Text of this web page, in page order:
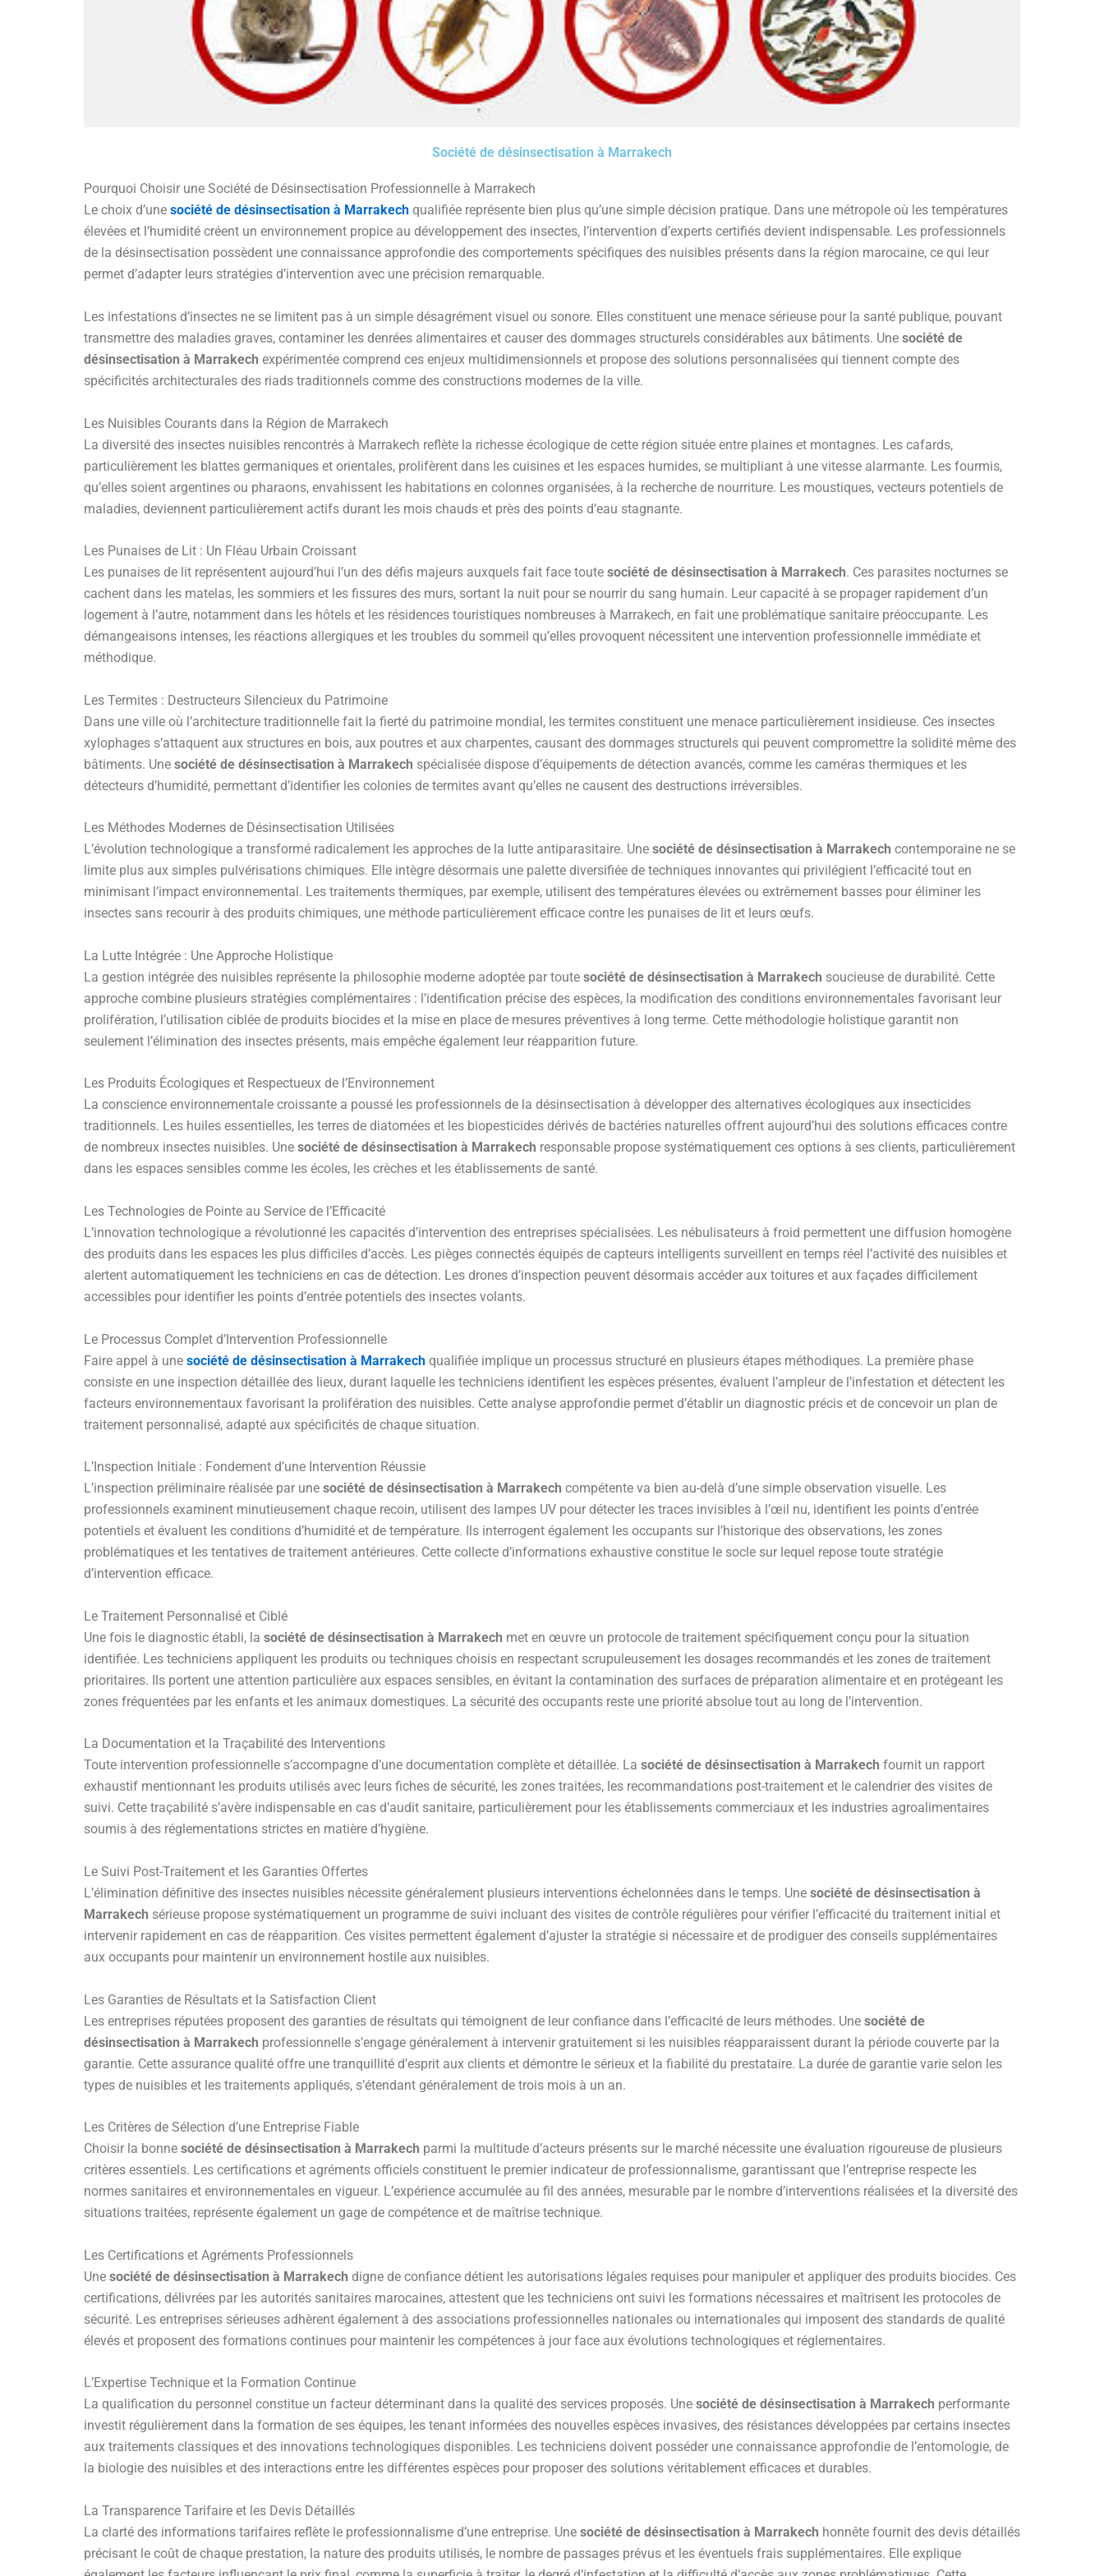
Société de désinsectisation à Marrakech
Pourquoi Choisir une Société de Désinsectisation Professionnelle à Marrakech
Le choix d’une société de désinsectisation à Marrakech qualifiée représente bien plus qu’une simple décision pratique. Dans une métropole où les températures
élevées et l’humidité créent un environnement propice au développement des insectes, l’intervention d’experts certifiés devient indispensable. Les professionnels
de la désinsectisation possèdent une connaissance approfondie des comportements spécifiques des nuisibles présents dans la région marocaine, ce qui leur
permet d’adapter leurs stratégies d’intervention avec une précision remarquable.
Les infestations d’insectes ne se limitent pas à un simple désagrément visuel ou sonore. Elles constituent une menace sérieuse pour la santé publique, pouvant
transmettre des maladies graves, contaminer les denrées alimentaires et causer des dommages structurels considérables aux bâtiments. Une société de
désinsectisation à Marrakech expérimentée comprend ces enjeux multidimensionnels et propose des solutions personnalisées qui tiennent compte des
spécificités architecturales des riads traditionnels comme des constructions modernes de la ville.
Les Nuisibles Courants dans la Région de Marrakech
La diversité des insectes nuisibles rencontrés à Marrakech reflète la richesse écologique de cette région située entre plaines et montagnes. Les cafards,
particulièrement les blattes germaniques et orientales, prolifèrent dans les cuisines et les espaces humides, se multipliant à une vitesse alarmante. Les fourmis,
qu’elles soient argentines ou pharaons, envahissent les habitations en colonnes organisées, à la recherche de nourriture. Les moustiques, vecteurs potentiels de
maladies, deviennent particulièrement actifs durant les mois chauds et près des points d’eau stagnante.
Les Punaises de Lit : Un Fléau Urbain Croissant
Les punaises de lit représentent aujourd’hui l’un des défis majeurs auxquels fait face toute société de désinsectisation à Marrakech. Ces parasites nocturnes se
cachent dans les matelas, les sommiers et les fissures des murs, sortant la nuit pour se nourrir du sang humain. Leur capacité à se propager rapidement d’un
logement à l’autre, notamment dans les hôtels et les résidences touristiques nombreuses à Marrakech, en fait une problématique sanitaire préoccupante. Les
démangeaisons intenses, les réactions allergiques et les troubles du sommeil qu’elles provoquent nécessitent une intervention professionnelle immédiate et
méthodique.
Les Termites : Destructeurs Silencieux du Patrimoine
Dans une ville où l’architecture traditionnelle fait la fierté du patrimoine mondial, les termites constituent une menace particulièrement insidieuse. Ces insectes
xylophages s’attaquent aux structures en bois, aux poutres et aux charpentes, causant des dommages structurels qui peuvent compromettre la solidité même des
bâtiments. Une société de désinsectisation à Marrakech spécialisée dispose d’équipements de détection avancés, comme les caméras thermiques et les
détecteurs d’humidité, permettant d’identifier les colonies de termites avant qu’elles ne causent des destructions irréversibles.
Les Méthodes Modernes de Désinsectisation Utilisées
L’évolution technologique a transformé radicalement les approches de la lutte antiparasitaire. Une société de désinsectisation à Marrakech contemporaine ne se
limite plus aux simples pulvérisations chimiques. Elle intègre désormais une palette diversifiée de techniques innovantes qui privilégient l’efficacité tout en
minimisant l’impact environnemental. Les traitements thermiques, par exemple, utilisent des températures élevées ou extrêmement basses pour éliminer les
insectes sans recourir à des produits chimiques, une méthode particulièrement efficace contre les punaises de lit et leurs œufs.
La Lutte Intégrée : Une Approche Holistique
La gestion intégrée des nuisibles représente la philosophie moderne adoptée par toute société de désinsectisation à Marrakech soucieuse de durabilité. Cette
approche combine plusieurs stratégies complémentaires : l’identification précise des espèces, la modification des conditions environnementales favorisant leur
prolifération, l’utilisation ciblée de produits biocides et la mise en place de mesures préventives à long terme. Cette méthodologie holistique garantit non
seulement l’élimination des insectes présents, mais empêche également leur réapparition future.
Les Produits Écologiques et Respectueux de l’Environnement
La conscience environnementale croissante a poussé les professionnels de la désinsectisation à développer des alternatives écologiques aux insecticides
traditionnels. Les huiles essentielles, les terres de diatomées et les biopesticides dérivés de bactéries naturelles offrent aujourd’hui des solutions efficaces contre
de nombreux insectes nuisibles. Une société de désinsectisation à Marrakech responsable propose systématiquement ces options à ses clients, particulièrement
dans les espaces sensibles comme les écoles, les crèches et les établissements de santé.
Les Technologies de Pointe au Service de l’Efficacité
L’innovation technologique a révolutionné les capacités d’intervention des entreprises spécialisées. Les nébulisateurs à froid permettent une diffusion homogène
des produits dans les espaces les plus difficiles d’accès. Les pièges connectés équipés de capteurs intelligents surveillent en temps réel l’activité des nuisibles et
alertent automatiquement les techniciens en cas de détection. Les drones d’inspection peuvent désormais accéder aux toitures et aux façades difficilement
accessibles pour identifier les points d’entrée potentiels des insectes volants.
Le Processus Complet d’Intervention Professionnelle
Faire appel à une société de désinsectisation à Marrakech qualifiée implique un processus structuré en plusieurs étapes méthodiques. La première phase
consiste en une inspection détaillée des lieux, durant laquelle les techniciens identifient les espèces présentes, évaluent l’ampleur de l’infestation et détectent les
facteurs environnementaux favorisant la prolifération des nuisibles. Cette analyse approfondie permet d’établir un diagnostic précis et de concevoir un plan de
traitement personnalisé, adapté aux spécificités de chaque situation.
L’Inspection Initiale : Fondement d’une Intervention Réussie
L’inspection préliminaire réalisée par une société de désinsectisation à Marrakech compétente va bien au-delà d’une simple observation visuelle. Les
professionnels examinent minutieusement chaque recoin, utilisent des lampes UV pour détecter les traces invisibles à l’œil nu, identifient les points d’entrée
potentiels et évaluent les conditions d’humidité et de température. Ils interrogent également les occupants sur l’historique des observations, les zones
problématiques et les tentatives de traitement antérieures. Cette collecte d’informations exhaustive constitue le socle sur lequel repose toute stratégie
d’intervention efficace.
Le Traitement Personnalisé et Ciblé
Une fois le diagnostic établi, la société de désinsectisation à Marrakech met en œuvre un protocole de traitement spécifiquement conçu pour la situation
identifiée. Les techniciens appliquent les produits ou techniques choisis en respectant scrupuleusement les dosages recommandés et les zones de traitement
prioritaires. Ils portent une attention particulière aux espaces sensibles, en évitant la contamination des surfaces de préparation alimentaire et en protégeant les
zones fréquentées par les enfants et les animaux domestiques. La sécurité des occupants reste une priorité absolue tout au long de l’intervention.
La Documentation et la Traçabilité des Interventions
Toute intervention professionnelle s’accompagne d’une documentation complète et détaillée. La société de désinsectisation à Marrakech fournit un rapport
exhaustif mentionnant les produits utilisés avec leurs fiches de sécurité, les zones traitées, les recommandations post-traitement et le calendrier des visites de
suivi. Cette traçabilité s’avère indispensable en cas d’audit sanitaire, particulièrement pour les établissements commerciaux et les industries agroalimentaires
soumis à des réglementations strictes en matière d’hygiène.
Le Suivi Post-Traitement et les Garanties Offertes
L’élimination définitive des insectes nuisibles nécessite généralement plusieurs interventions échelonnées dans le temps. Une société de désinsectisation à
Marrakech sérieuse propose systématiquement un programme de suivi incluant des visites de contrôle régulières pour vérifier l’efficacité du traitement initial et
intervenir rapidement en cas de réapparition. Ces visites permettent également d’ajuster la stratégie si nécessaire et de prodiguer des conseils supplémentaires
aux occupants pour maintenir un environnement hostile aux nuisibles.
Les Garanties de Résultats et la Satisfaction Client
Les entreprises réputées proposent des garanties de résultats qui témoignent de leur confiance dans l’efficacité de leurs méthodes. Une société de
désinsectisation à Marrakech professionnelle s’engage généralement à intervenir gratuitement si les nuisibles réapparaissent durant la période couverte par la
garantie. Cette assurance qualité offre une tranquillité d’esprit aux clients et démontre le sérieux et la fiabilité du prestataire. La durée de garantie varie selon les
types de nuisibles et les traitements appliqués, s’étendant généralement de trois mois à un an.
Les Critères de Sélection d’une Entreprise Fiable
Choisir la bonne société de désinsectisation à Marrakech parmi la multitude d’acteurs présents sur le marché nécessite une évaluation rigoureuse de plusieurs
critères essentiels. Les certifications et agréments officiels constituent le premier indicateur de professionnalisme, garantissant que l’entreprise respecte les
normes sanitaires et environnementales en vigueur. L’expérience accumulée au fil des années, mesurable par le nombre d’interventions réalisées et la diversité des
situations traitées, représente également un gage de compétence et de maîtrise technique.
Les Certifications et Agréments Professionnels
Une société de désinsectisation à Marrakech digne de confiance détient les autorisations légales requises pour manipuler et appliquer des produits biocides. Ces
certifications, délivrées par les autorités sanitaires marocaines, attestent que les techniciens ont suivi les formations nécessaires et maîtrisent les protocoles de
sécurité. Les entreprises sérieuses adhèrent également à des associations professionnelles nationales ou internationales qui imposent des standards de qualité
élevés et proposent des formations continues pour maintenir les compétences à jour face aux évolutions technologiques et réglementaires.
L’Expertise Technique et la Formation Continue
La qualification du personnel constitue un facteur déterminant dans la qualité des services proposés. Une société de désinsectisation à Marrakech performante
investit régulièrement dans la formation de ses équipes, les tenant informées des nouvelles espèces invasives, des résistances développées par certains insectes
aux traitements classiques et des innovations technologiques disponibles. Les techniciens doivent posséder une connaissance approfondie de l’entomologie, de
la biologie des nuisibles et des interactions entre les différentes espèces pour proposer des solutions véritablement efficaces et durables.
La Transparence Tarifaire et les Devis Détaillés
La clarté des informations tarifaires reflète le professionnalisme d’une entreprise. Une société de désinsectisation à Marrakech honnête fournit des devis détaillés
précisant le coût de chaque prestation, la nature des produits utilisés, le nombre de passages prévus et les éventuels frais supplémentaires. Elle explique